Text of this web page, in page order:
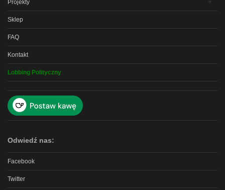
Projekty
Sklep
FAQ
Kontakt
Lobbing Polityczny
Odwiedź nas:
Facebook
Twitter